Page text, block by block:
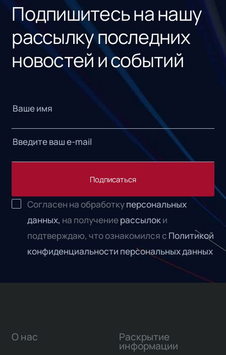
Подпишитесь на нашу
рассылку последних
новостей и событий
Подписаться
Согласен на обработкуперсональных
данных, на получениерассылоки
подтверждаю, что ознакомился с Политикой
конфиденциальности персональных данных
О нас Раскрытие
информации